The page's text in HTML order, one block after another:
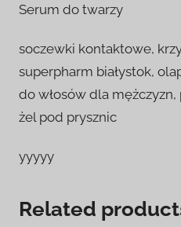
Serum do twarzy
soczewki kontaktowe,
superpharm białystok,
do włosów dla
żel pod prysznic
yyyyy
Related